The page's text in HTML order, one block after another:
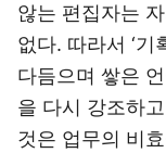
않는 편집자는
없다. 따라서 ‘기
다듬으며 쌓은
을 다시 강조하
것은 업무의 비